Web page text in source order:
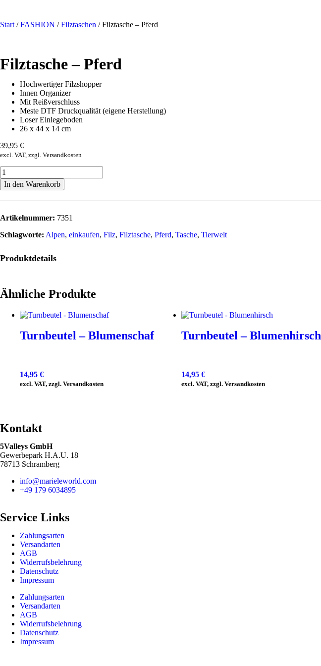
Start /FASHION /Filztaschen / Filztasche – Pferd
Filztasche – Pferd
Hochwertiger Filzshopper
Innen Organizer
Mit Reißverschluss
Meste DTF Druckqualität (eigene Herstellung)
Loser Einlegeboden
26 x 44 x 14 cm
39,95 €
excl. VAT, zzgl. Versandkosten
In den Warenkorb
Artikelnummer: 7351
Schlagworte: Alpen, einkaufen, Filz, Filztasche, Pferd, Tasche, Tierwelt
Produktdetails
Ähnliche Produkte
Turnbeutel – Blumenschaf
14,95 €
excl. VAT, zzgl. Versandkosten
Turnbeutel – Blumenhirsch
14,95 €
excl. VAT, zzgl. Versandkosten
Kontakt
5Valleys GmbH
Gewerbepark H.A.U. 18
78713 Schramberg
info@marieleworld.com
+49 179 6034895
Service Links
Zahlungsarten
Versandarten
AGB
Widerrufsbelehrung
Datenschutz
Impressum
Zahlungsarten
Versandarten
AGB
Widerrufsbelehrung
Datenschutz
Impressum